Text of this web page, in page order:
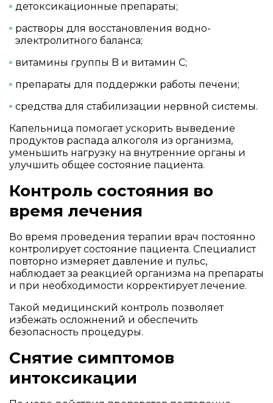
детоксикационные препараты;
растворы для восстановления водно-
электролитного баланса;
витамины группы B и витамин C;
препараты для поддержки работы печени;
средства для стабилизации нервной системы.
Капельница помогает ускорить выведение
продуктов распада алкоголя из организма,
уменьшить нагрузку на внутренние органы и
улучшить общее состояние пациента.
Контроль состояния во
время лечения
Во время проведения терапии врач постоянно
контролирует состояние пациента. Специалист
повторно измеряет давление и пульс,
наблюдает за реакцией организма на препараты
и при необходимости корректирует лечение.
Такой медицинский контроль позволяет
избежать осложнений и обеспечить
безопасность процедуры.
Снятие симптомов
интоксикации